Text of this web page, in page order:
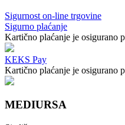
Sigurnost on-line trgovine
Sigurno plaćanje
Kartično plaćanje je osigurano
KEKS Pay
Kartično plaćanje je osigurano
MEDIURSA